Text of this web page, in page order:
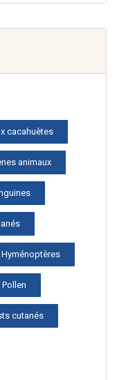
cacahuètes
animaux
Hyménoptères
Pollen
cutanés